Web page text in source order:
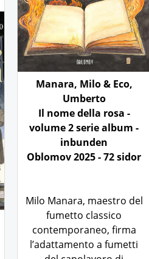
Manara, Milo & Eco,
Umberto
Il nome della rosa -
volume 2 serie album -
inbunden
Oblomov 2025 - 72 sidor
Milo Manara, maestro del
fumetto classico
contemporaneo, firma
l’adattamento a fumetti